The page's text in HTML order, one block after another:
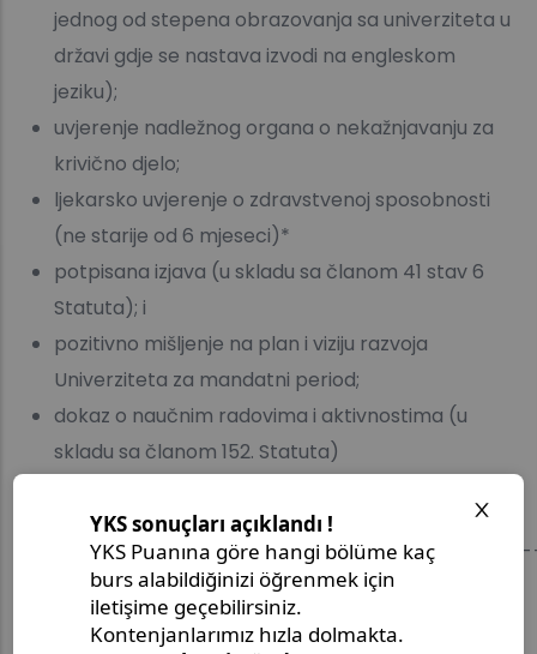
jednog od stepena obrazovanja sa univerziteta u
državi gdje se nastava izvodi na engleskom
jeziku);
uvjerenje nadležnog organa o nekažnjavanju za
krivično djelo;
ljekarsko uvjerenje o zdravstvenoj sposobnosti
(ne starije od 6 mjeseci)*
potpisana izjava (u skladu sa članom 41 stav 6
Statuta); i
pozitivno mišljenje na plan i viziju razvoja
Univerziteta za mandatni period;
dokaz o naučnim radovima i aktivnostima (u
skladu sa članom 152. Statuta)
*Ne dostavlja kandidat koji je obavio sistematski
pregled u tekućoj akademskoj godini.